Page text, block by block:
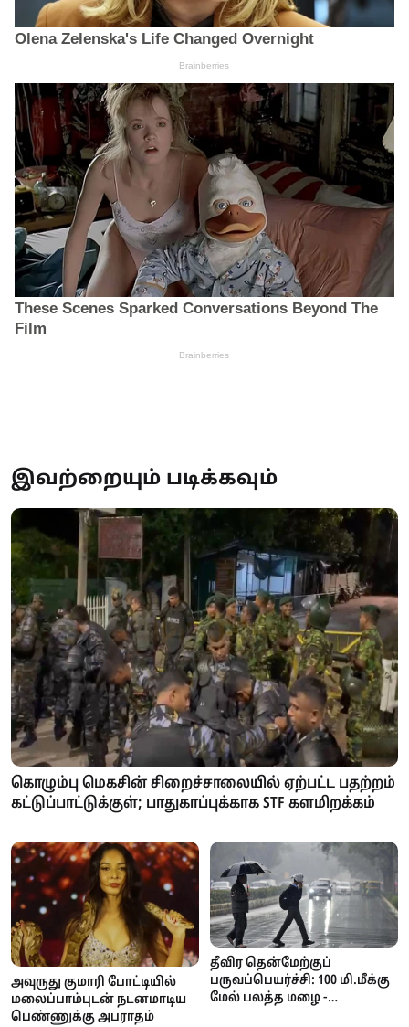
இவற்றையும் படிக்கவும்
கொழும்பு மெகசின் சிறைச்சாலையில் ஏற்பட்ட பதற்றம்
கட்டுப்பாட்டுக்குள்; பாதுகாப்புக்காக STF களமிறக்கம்
அவுருது குமாரி போட்டியில்
மலைப்பாம்புடன் நடனமாடிய
பெண்ணுக்கு அபராதம்
தீவிர தென்மேற்குப்
பருவப்பெயர்ச்சி: 100 மி.மீக்கு
மேல் பலத்த மழை -